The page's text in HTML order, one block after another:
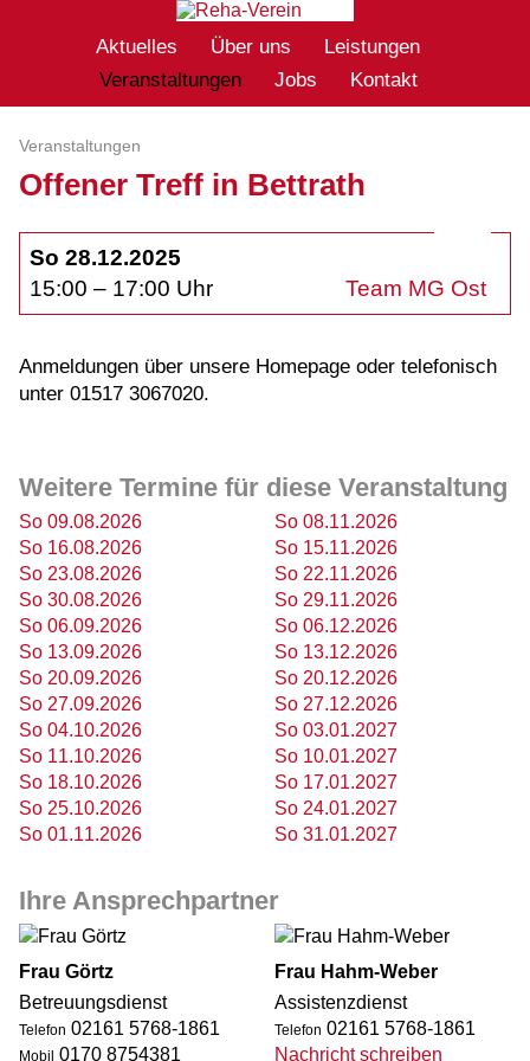
Aktuelles Über uns
Leistungen
Veranstaltungen
Jobs Kontakt
Veranstaltungen
Offener Treff in Bettrath
So 28.12.2025
15:00 – 17:00 Uhr
Team MG Ost
Anmeldungen über unsere Homepage oder telefonisch
unter 01517 3067020.
Weitere Termine für diese Veranstaltung
So 09.08.2026
So 16.08.2026
So 23.08.2026
So 30.08.2026
So 06.09.2026
So 13.09.2026
So 20.09.2026
So 27.09.2026
So 04.10.2026
So 11.10.2026
So 18.10.2026
So 25.10.2026
So 01.11.2026
So 08.11.2026
So 15.11.2026
So 22.11.2026
So 29.11.2026
So 06.12.2026
So 13.12.2026
So 20.12.2026
So 27.12.2026
So 03.01.2027
So 10.01.2027
So 17.01.2027
So 24.01.2027
So 31.01.2027
Ihre Ansprechpartner
Frau Görtz
Betreuungsdienst
Telefon 02161 5768-1861
Mobil 0170 8754381
Frau Hahm-Weber
Assistenzdienst
Telefon 02161 5768-1861
Nachricht schreiben